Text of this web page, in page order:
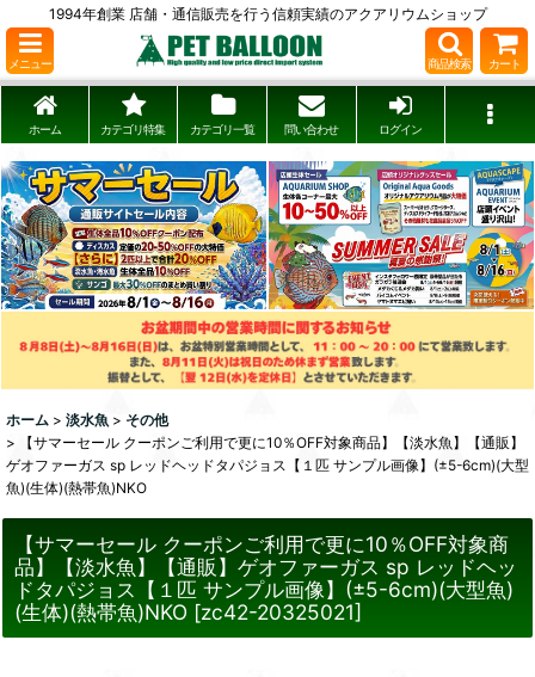
1994年創業 店舗・通信販売を行う信頼実績のアクアリウムショップ
メニュー 商品検索 カート
ホーム カテゴリ特集 カテゴリ一覧 問い合わせ ログイン
ホーム > 淡水魚 > その他
>
【サマーセール クーポンご利用で更に10％OFF対象商品】【淡水魚】【通販】
ゲオファーガス sp レッドヘッドタパジョス【１匹 サンプル画像】(±5-6cm)(大型
魚)(生体)(熱帯魚)NKO
【サマーセール クーポンご利用で更に10％OFF対象商
品】【淡水魚】【通販】ゲオファーガス sp レッドヘッ
ドタパジョス【１匹 サンプル画像】(±5-6cm)(大型魚)
(生体)(熱帯魚)NKO [zc42-20325021]